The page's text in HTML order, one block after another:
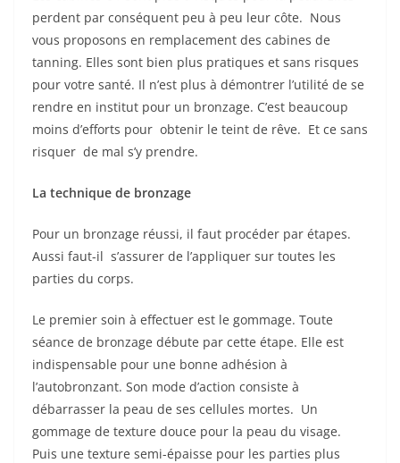
perdent par conséquent peu à peu leur côte. Nous
vous proposons en remplacement des cabines de
tanning. Elles sont bien plus pratiques et sans risques
pour votre santé. Il n’est plus à démontrer l’utilité de se
rendre en institut pour un bronzage. C’est beaucoup
moins d’efforts pour obtenir le teint de rêve. Et ce sans
risquer de mal s’y prendre.
La technique de bronzage
Pour un bronzage réussi, il faut procéder par étapes.
Aussi faut-il s’assurer de l’appliquer sur toutes les
parties du corps.
Le premier soin à effectuer est le gommage. Toute
séance de bronzage débute par cette étape. Elle est
indispensable pour une bonne adhésion à
l’autobronzant. Son mode d’action consiste à
débarrasser la peau de ses cellules mortes. Un
gommage de texture douce pour la peau du visage.
Puis une texture semi-épaisse pour les parties plus